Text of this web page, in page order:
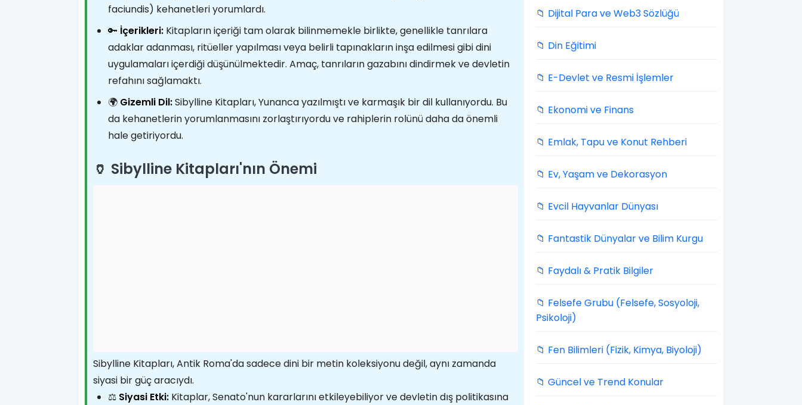
faciundis) kehanetleri yorumlardı.
🔑 İçerikleri: Kitapların içeriği tam olarak bilinmemekle birlikte, genellikle tanrılara
adaklar adanması, ritüeller yapılması veya belirli tapınakların inşa edilmesi gibi dini
uygulamaları içerdiği düşünülmektedir. Amaç, tanrıların gazabını dindirmek ve devletin
refahını sağlamaktı.
🌍 Gizemli Dil:Sibylline Kitapları, Yunanca yazılmıştı ve karmaşık bir dil kullanıyordu. Bu
da kehanetlerin yorumlanmasını zorlaştırıyordu ve rahiplerin rolünü daha da önemli
hale getiriyordu.
🏺 Sibylline Kitapları'nın Önemi
Sibylline Kitapları, Antik Roma'da sadece dini bir metin koleksiyonu değil, aynı zamanda
siyasi bir güç aracıydı.
⚖️ Siyasi Etki: Kitaplar, Senato'nun kararlarını etkileyebiliyor ve devletin dış politikasına
📁 Dijital Para ve Web3 Sözlüğü
📁 Din Eğitimi
📁 E-Devlet ve Resmi İşlemler
📁 Ekonomi ve Finans
📁 Emlak, Tapu ve Konut Rehberi
📁 Ev, Yaşam ve Dekorasyon
📁 Evcil Hayvanlar Dünyası
📁 Fantastik Dünyalar ve Bilim Kurgu
📁 Faydalı & Pratik Bilgiler
📁 Felsefe Grubu (Felsefe, Sosyoloji,
Psikoloji)
📁 Fen Bilimleri (Fizik, Kimya, Biyoloji)
📁 Güncel ve Trend Konular